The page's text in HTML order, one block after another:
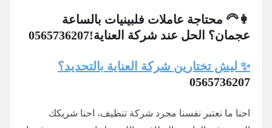
👩‍🦳 محتاجة عاملات فلبينيات بالساعة
عجمان؟ الحل عند شركة العناية!0565736207
✨ ليش تختارين شركة العناية بالتحديد؟
0565736207
احنا ما نعتبر نفسنا مجرد شركة تنظيف، احنا شريكك